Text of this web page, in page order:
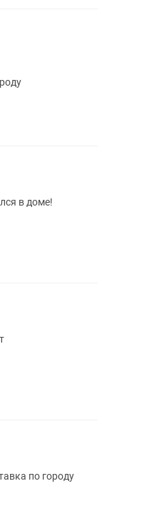
в доме!
по городу